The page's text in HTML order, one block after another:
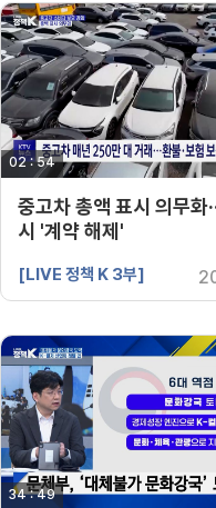
영상 재생시간
02 : 54
중고차 총액 표시 의무화
시 '계약 해제'
[LIVE 정책 K 3부]
영상 재생시간
34 : 49